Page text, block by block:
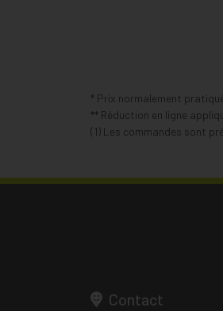
* Prix normalement
** Réduction en ligne
(1) Les commandes sont
Contact